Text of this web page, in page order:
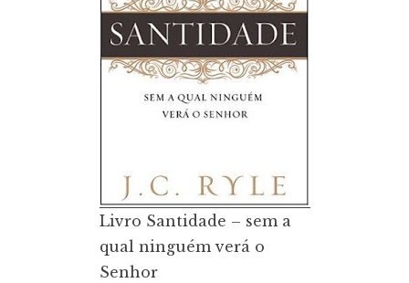
Livro Santidade – sem a
qual ninguém verá o
Senhor